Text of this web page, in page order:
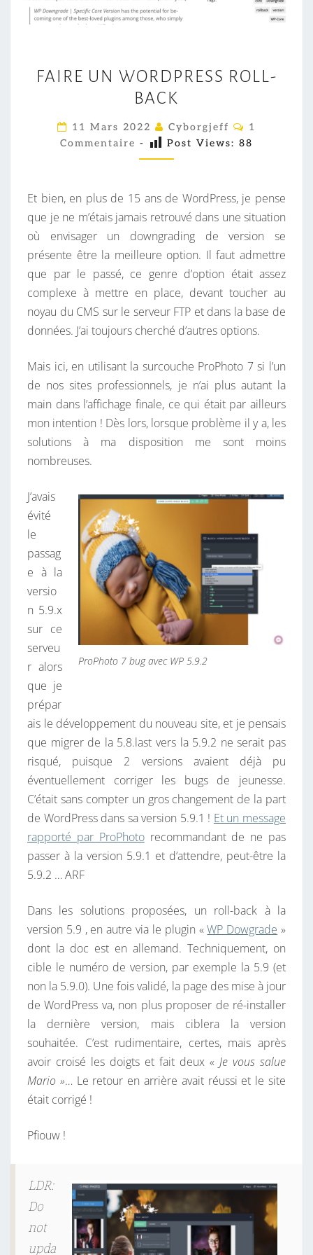
A
I
E
U
W
O
R
D
P
R
E
S
R
O
L
L
-
C
FAIRE UN WORDPRESS ROLL-
BACK
11 Mars 2022 Cyborgjeff
C
M
A
I
R
E
1
Commentaire - Post Views: 88
Et bien, en plus de 15 ans de WordPress, je pense
que je ne m’étais jamais retrouvé dans une situation
où envisager un downgrading de version se
présente être la meilleure option. Il faut admettre
que par le passé, ce genre d’option était assez
complexe à mettre en place, devant toucher au
noyau du CMS sur le serveur FTP et dans la base de
données. J’ai toujours cherché d’autres options.
Mais ici, en utilisant la surcouche ProPhoto 7 si l’un
de nos sites professionnels, je n’ai plus autant la
main dans l’affichage finale, ce qui était par ailleurs
mon intention ! Dès lors, lorsque problème il y a, les
solutions à ma disposition me sont moins
nombreuses.
ProPhoto 7 bug avec WP 5.9.2
J’avais
évité
le
passag
e à la
versio
n 5.9.x
sur ce
serveu
r alors
que je
prépar
ais le développement du nouveau site, et je pensais
que migrer de la 5.8.last vers la 5.9.2 ne serait pas
risqué, puisque 2 versions avaient déjà pu
éventuellement corriger les bugs de jeunesse.
C’était sans compter un gros changement de la part
de WordPress dans sa version 5.9.1 ! Et un message
rapporté par ProPhotorecommandant de ne pas
passer à la version 5.9.1 et d’attendre, peut-être la
5.9.2 … ARF
Dans les solutions proposées, un roll-back à la
version 5.9 , en autre via le plugin «WP Dowgrade »
dont la doc est en allemand. Techniquement, on
cible le numéro de version, par exemple la 5.9 (et
non la 5.9.0). Une fois validé, la page des mise à jour
de WordPress va, non plus proposer de ré-installer
la dernière version, mais ciblera la version
souhaitée. C’est rudimentaire, certes, mais après
avoir croisé les doigts et fait deux « Je vous salue
Mario »… Le retour en arrière avait réussi et le site
était corrigé !
Pfiouw !
LDR:
Do
not
upda